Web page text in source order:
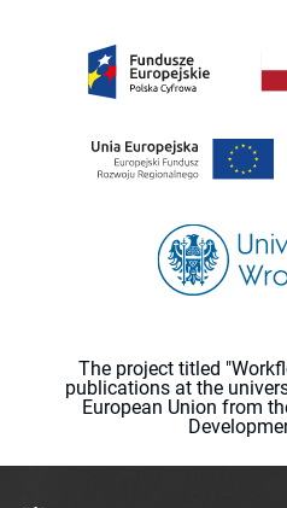
The project titled
publications at the
European Union from